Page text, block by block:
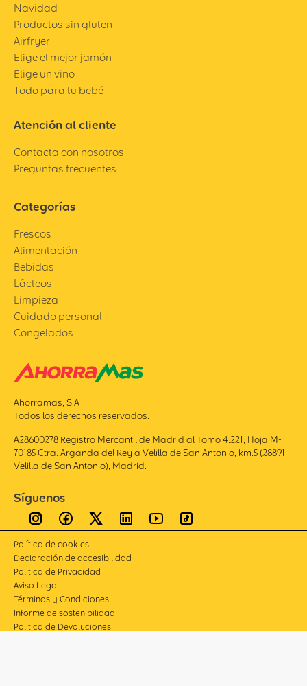
Navidad
Productos sin gluten
Airfryer
Elige el mejor jamón
Elige un vino
Todo para tu bebé
Atención al cliente
Contacta con nosotros
Preguntas frecuentes
Categorías
Frescos
Alimentación
Bebidas
Lácteos
Limpieza
Cuidado personal
Congelados
Ahorramas, S.A
Todos los derechos reservados.
A28600278 Registro Mercantil de Madrid al Tomo 4.221, Hoja M-
70185 Ctra. Arganda del Rey a Velilla de San Antonio, km.5 (28891-
Velilla de San Antonio), Madrid.
Síguenos
Política de cookies
Declaración de accesibilidad
Politica de Privacidad
Aviso Legal
Términos y Condiciones
Informe de sostenibilidad
Politica de Devoluciones